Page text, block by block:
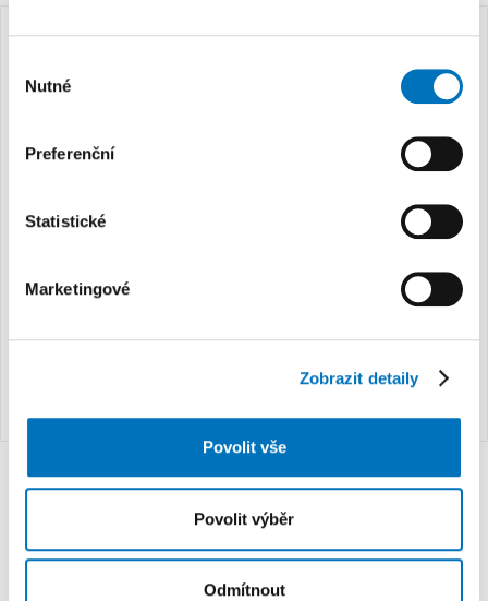
souhlasu
Nutné
Preferenční
Statistické
Marketingové
Zobrazit detaily
Povolit vše
Povolit výběr
Odmítnout